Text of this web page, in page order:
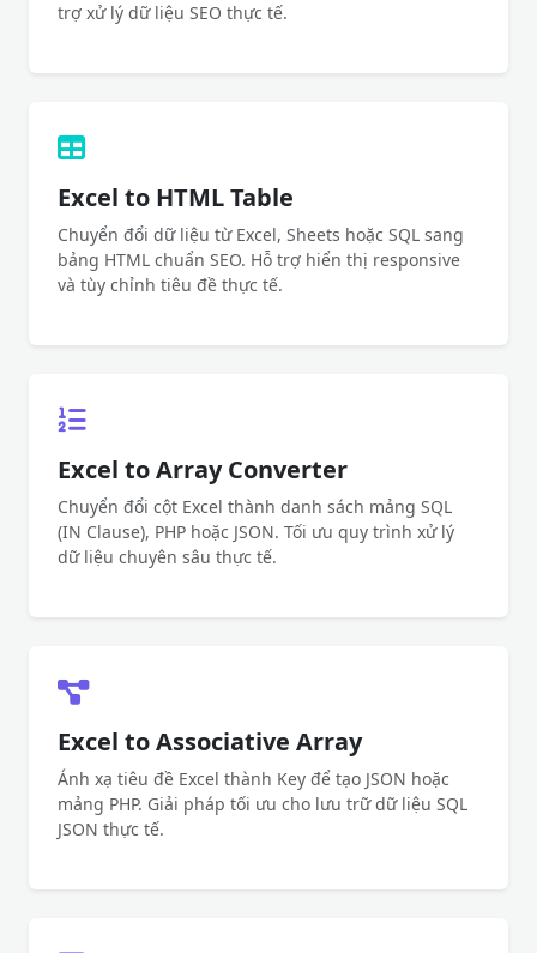
trợ xử lý dữ liệu SEO thực tế.
Excel to HTML Table
Chuyển đổi dữ liệu từ Excel, Sheets hoặc SQL sang
bảng HTML chuẩn SEO. Hỗ trợ hiển thị responsive
và tùy chỉnh tiêu đề thực tế.
Excel to Array Converter
Chuyển đổi cột Excel thành danh sách mảng SQL
(IN Clause), PHP hoặc JSON. Tối ưu quy trình xử lý
dữ liệu chuyên sâu thực tế.
Excel to Associative Array
Ánh xạ tiêu đề Excel thành Key để tạo JSON hoặc
mảng PHP. Giải pháp tối ưu cho lưu trữ dữ liệu SQL
JSON thực tế.